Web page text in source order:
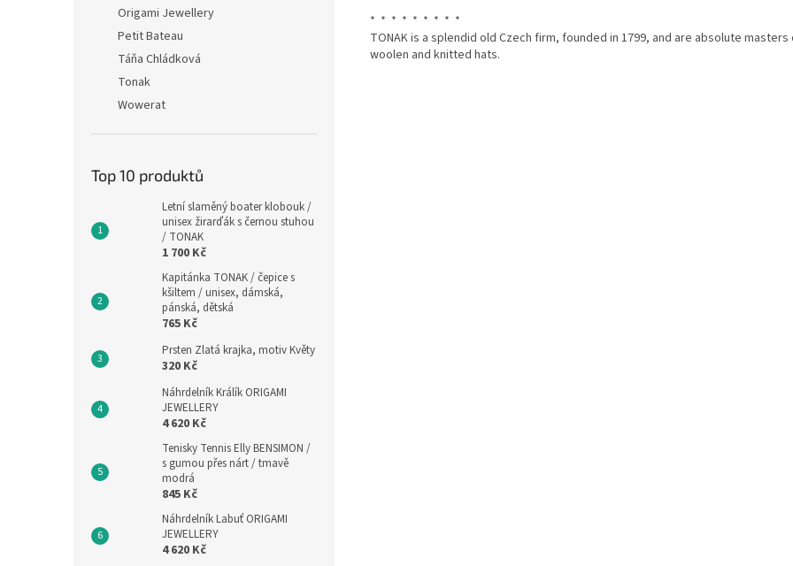
Origami Jewellery
Petit Bateau
Táňa Chládková
Tonak
Wowerat
Top 10 produktů
Letní slaměný boater klobouk /
unisex žirarďák s černou stuhou
/ TONAK
1 700 Kč
Kapitánka TONAK / čepice s
kšiltem / unisex, dámská,
pánská, dětská
765 Kč
Prsten Zlatá krajka, motiv Květy
320 Kč
Náhrdelník Králík ORIGAMI
JEWELLERY
4 620 Kč
Tenisky Tennis Elly BENSIMON /
s gumou přes nárt / tmavě
modrá
845 Kč
Náhrdelník Labuť ORIGAMI
JEWELLERY
4 620 Kč
* * * * * * * * *
TONAK is a splendid old Czech firm, founded in 1799, and are absolute
woolen and knitted hats.